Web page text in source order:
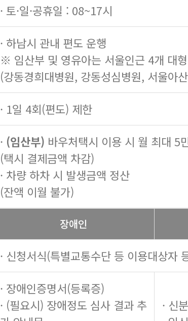
· 토·일·공휴일 : 08~17시
· 하남시 관내 편도 운행
※ 임산부 및 영유아는 서울인근 4개 대
(강동경희대병원, 강동성심병원, 서울아
· 1일 4회(편도) 제한
· (임산부) 바우처택시 이용 시 월 최대 5
(택시 결제금액 차감)
· 차량 하차 시 발생금액 정산
(잔액 이월 불가)
장애인
· 신청서식(특별교통수단 등 이용대상자
· 장애인증명서(등록증)
· (필요시) 장애정도 심사 결과 추
· 신